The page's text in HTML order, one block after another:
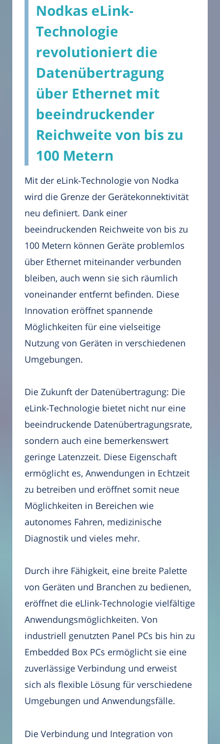
Nodkas eLink-
Technologie
revolutioniert die
Datenübertragung
über Ethernet mit
beeindruckender
Reichweite von bis zu
100 Metern
Mit der eLink-Technologie von Nodka
wird die Grenze der Gerätekonnektivität
neu definiert. Dank einer
beeindruckenden Reichweite von bis zu
100 Metern können Geräte problemlos
über Ethernet miteinander verbunden
bleiben, auch wenn sie sich räumlich
voneinander entfernt befinden. Diese
Innovation eröffnet spannende
Möglichkeiten für eine vielseitige
Nutzung von Geräten in verschiedenen
Umgebungen.
Die Zukunft der Datenübertragung: Die
eLink-Technologie bietet nicht nur eine
beeindruckende Datenübertragungsrate,
sondern auch eine bemerkenswert
geringe Latenzzeit. Diese Eigenschaft
ermöglicht es, Anwendungen in Echtzeit
zu betreiben und eröffnet somit neue
Möglichkeiten in Bereichen wie
autonomes Fahren, medizinische
Diagnostik und vieles mehr.
Durch ihre Fähigkeit, eine breite Palette
von Geräten und Branchen zu bedienen,
eröffnet die eLlink-Technologie vielfältige
Anwendungsmöglichkeiten. Von
industriell genutzten Panel PCs bis hin zu
Embedded Box PCs ermöglicht sie eine
zuverlässige Verbindung und erweist
sich als flexible Lösung für verschiedene
Umgebungen und Anwendungsfälle.
Die Verbindung und Integration von